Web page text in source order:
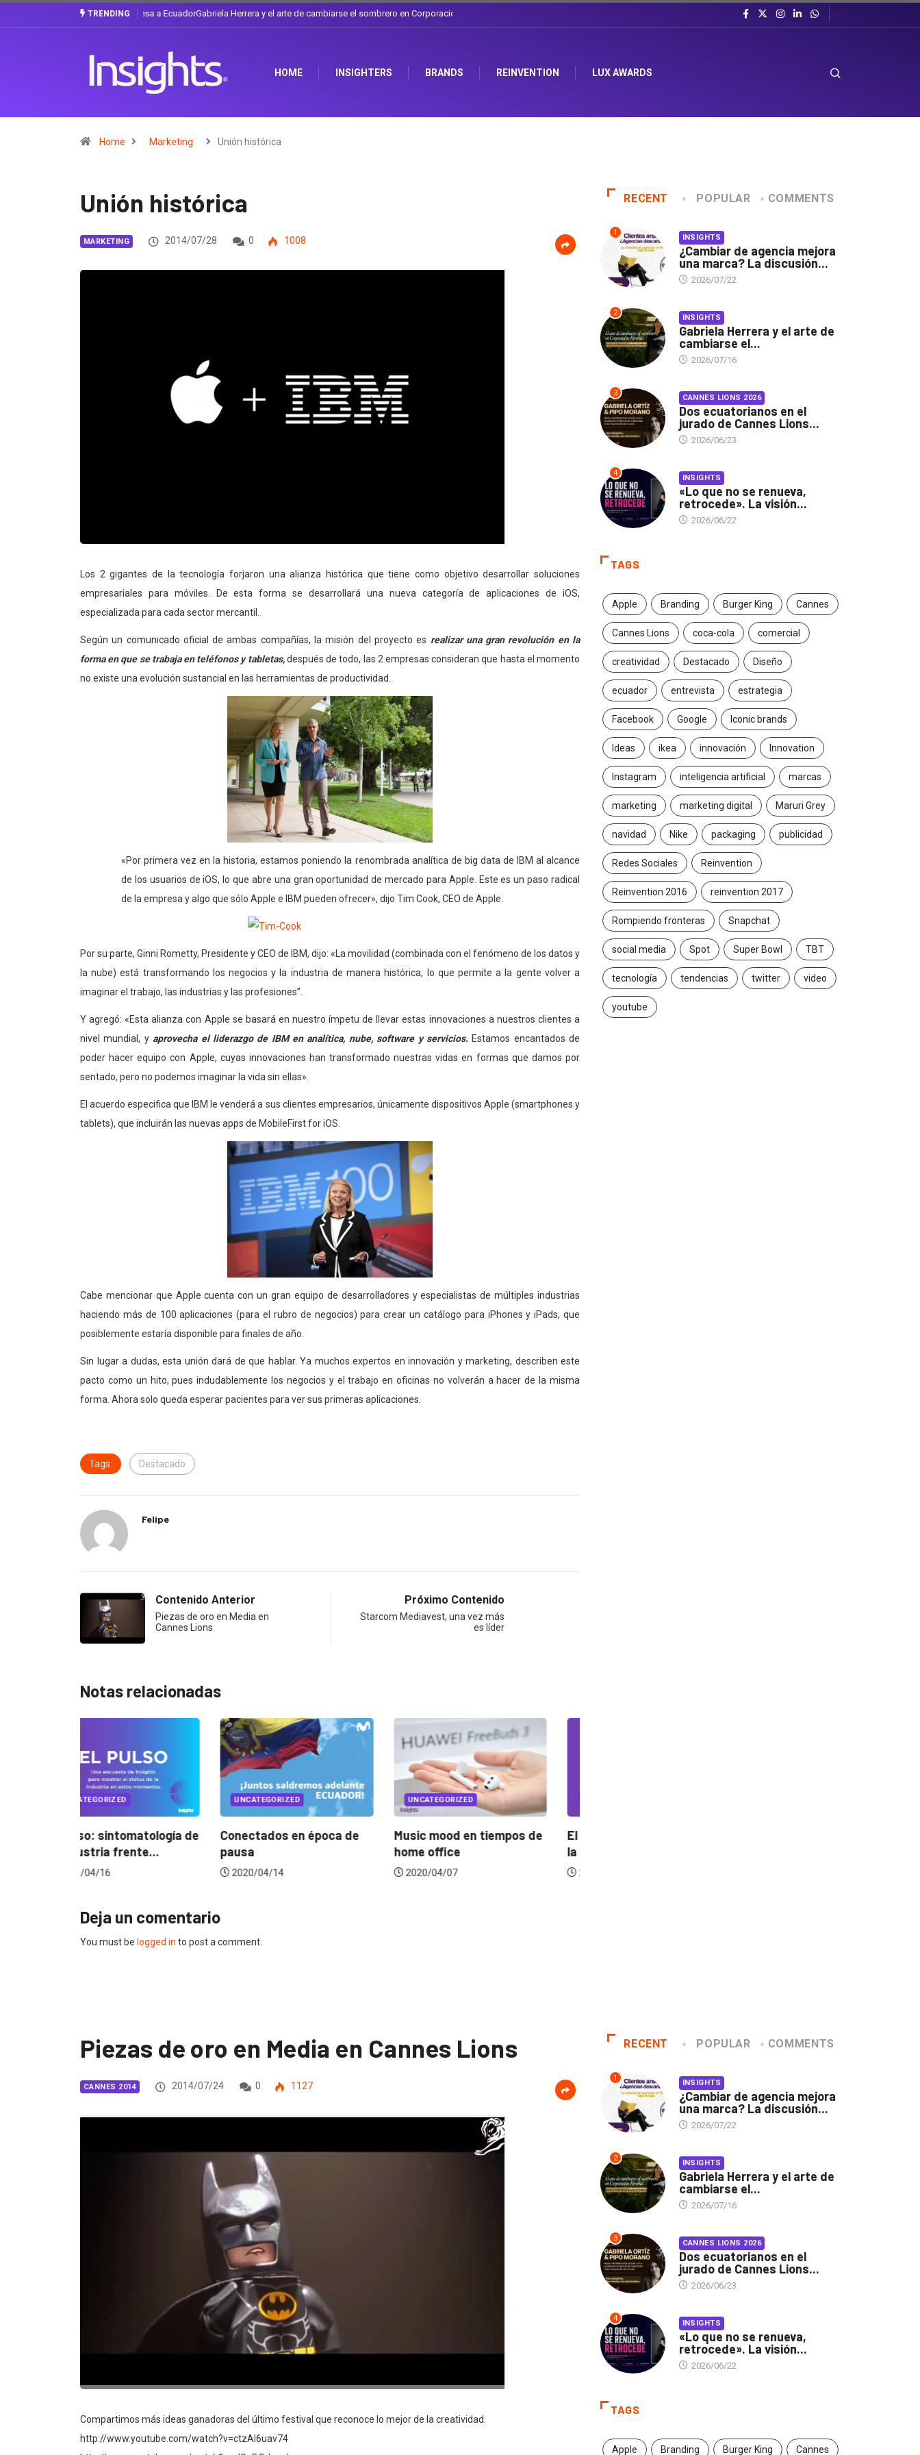
TRENDING Gabriela Herrera y el arte de cambiarse el sombrero en Corporación Favorita
HOME INSIGHTERS BRANDS REINVENTION LUX AWARDS
Home Marketing Unión histórica
Unión histórica
MARKETING 2014/07/28 0 1008
Los 2 gigantes de la tecnología forjaron una alianza histórica que tiene como objetivo desarrollar soluciones
empresariales para móviles. De esta forma se desarrollará una nueva categoría de aplicaciones de iOS,
especializada para cada sector mercantil.
Según un comunicado oficial de ambas compañías, la misión del proyecto es realizar una gran revolución en la
forma en que se trabaja en teléfonos y tabletas,después de todo, las 2 empresas consideran que hasta el momento
no existe una evolución sustancial en las herramientas de productividad.
«Por primera vez en la historia, estamos poniendo la renombrada analítica de big data de IBM al alcance
de los usuarios de iOS, lo que abre una gran oportunidad de mercado para Apple. Este es un paso radical
de la empresa y algo que sólo Apple e IBM pueden ofrecer», dijo Tim Cook, CEO de Apple.
Por su parte, Ginni Rometty, Presidente y CEO de IBM, dijo: «La movilidad (combinada con el fenómeno de los datos y
la nube) está transformando los negocios y la industria de manera histórica, lo que permite a la gente volver a
imaginar el trabajo, las industrias y las profesiones”.
Y agregó: «Esta alianza con Apple se basará en nuestro ímpetu de llevar estas innovaciones a nuestros clientes a
nivel mundial, y aprovecha el liderazgo de IBM en analítica, nube, software y servicios.Estamos encantados de
poder hacer equipo con Apple, cuyas innovaciones han transformado nuestras vidas en formas que damos por
sentado, pero no podemos imaginar la vida sin ellas».
El acuerdo especifica que IBM le venderá a sus clientes empresarios, únicamente dispositivos Apple (smartphones y
tablets), que incluirán las nuevas apps de MobileFirst for iOS.
Cabe mencionar que Apple cuenta con un gran equipo de desarrolladores y especialistas de múltiples industrias
haciendo más de 100 aplicaciones (para el rubro de negocios) para crear un catálogo para iPhones y iPads, que
posiblemente estaría disponible para finales de año.
Sin lugar a dudas, esta unión dará de que hablar. Ya muchos expertos en innovación y marketing, describen este
pacto como un hito, pues indudablemente los negocios y el trabajo en oficinas no volverán a hacer de la misma
forma. Ahora solo queda esperar pacientes para ver sus primeras aplicaciones.
Tags: Destacado
Felipe
Contenido Anterior
Piezas de oro en Media en
Cannes Lions
Próximo Contenido
Starcom Mediavest, una vez más
es líder
Notas relacionadas
UNCATEGORIZED
Conectados en época de
pausa
2020/04/14
UNCATEGORIZED
Music mood en tiempos de
home office
2020/04/07
UNCATEGORIZED
El Pulso: sintomatología de
la industria frente...
2020/04/16
Deja un comentario
You must be logged in to post a comment.
RECENT POPULAR COMMENTS
1 INSIGHTS
¿Cambiar de agencia mejora
una marca? La discusión...
2026/07/22
2 INSIGHTS
Gabriela Herrera y el arte de
cambiarse el...
2026/07/16
3 CANNES LIONS 2026
Dos ecuatorianos en el
jurado de Cannes Lions...
2026/06/23
4 INSIGHTS
«Lo que no se renueva,
retrocede». La visión...
2026/06/22
TAGS
Apple Branding Burger King Cannes
Cannes Lions coca-cola comercial
creatividad Destacado Diseño
ecuador entrevista estrategia
Facebook Google Iconic brands
Ideas ikea innovación Innovation
Instagram inteligencia artificial marcas
marketing marketing digital Maruri Grey
navidad Nike packaging publicidad
Redes Sociales Reinvention
Reinvention 2016 reinvention 2017
Rompiendo fronteras Snapchat
social media Spot Super Bowl TBT
tecnología tendencias twitter video
youtube
Piezas de oro en Media en Cannes Lions
CANNES 2014 2014/07/24 0 1127
Compartimos más ideas ganadoras del último festival que reconoce lo mejor de la creatividad.
http://www.youtube.com/watch?v=ctzAl6uav74
RECENT POPULAR COMMENTS
1 INSIGHTS
¿Cambiar de agencia mejora
una marca? La discusión...
2026/07/22
2 INSIGHTS
Gabriela Herrera y el arte de
cambiarse el...
2026/07/16
3 CANNES LIONS 2026
Dos ecuatorianos en el
jurado de Cannes Lions...
2026/06/23
4 INSIGHTS
«Lo que no se renueva,
retrocede». La visión...
2026/06/22
TAGS
Apple Branding Burger King Cannes